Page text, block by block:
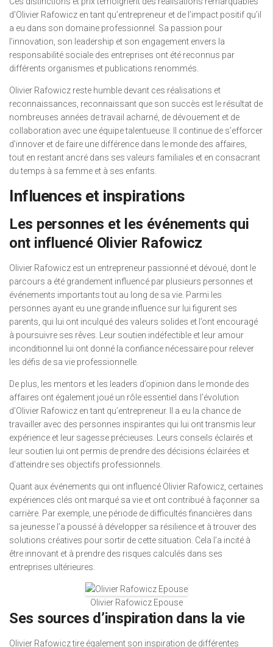
d’Olivier Rafowicz en tant qu’entrepreneur et de l’impact positif qu’il
a eu dans son domaine professionnel. Sa passion pour
l’innovation, son leadership et son engagement envers la
responsabilité sociale des entreprises ont été reconnus par
différents organismes et publications renommés.
Olivier Rafowicz reste humble devant ces réalisations et
reconnaissances, reconnaissant que son succès est le résultat de
nombreuses années de travail acharné, de dévouement et de
collaboration avec une équipe talentueuse. Il continue de s’efforcer
d’innover et de faire une différence dans le monde des affaires,
tout en restant ancré dans ses valeurs familiales et en consacrant
du temps à sa femme et à ses enfants.
Influences et inspirations
Les personnes et les événements qui
ont influencé Olivier Rafowicz
Olivier Rafowicz est un entrepreneur passionné et dévoué, dont le
parcours a été grandement influencé par plusieurs personnes et
événements importants tout au long de sa vie. Parmi les
personnes ayant eu une grande influence sur lui figurent ses
parents, qui lui ont inculqué des valeurs solides et l’ont encouragé
à poursuivre ses rêves. Leur soutien indéfectible et leur amour
inconditionnel lui ont donné la confiance nécessaire pour relever
les défis de sa vie professionnelle.
De plus, les mentors et les leaders d’opinion dans le monde des
affaires ont également joué un rôle essentiel dans l’évolution
d’Olivier Rafowicz en tant qu’entrepreneur. Il a eu la chance de
travailler avec des personnes inspirantes qui lui ont transmis leur
expérience et leur sagesse précieuses. Leurs conseils éclairés et
leur soutien lui ont permis de prendre des décisions éclairées et
d’atteindre ses objectifs professionnels.
Quant aux événements qui ont influencé Olivier Rafowicz, certaines
expériences clés ont marqué sa vie et ont contribué à façonner sa
carrière. Par exemple, une période de difficultés financières dans
sa jeunesse l’a poussé à développer sa résilience et à trouver des
solutions créatives pour sortir de cette situation. Cela l’a incité à
être innovant et à prendre des risques calculés dans ses
entreprises ultérieures.
Olivier Rafowicz Epouse
Ses sources d’inspiration dans la vie
Olivier Rafowicz tire également son inspiration de différentes